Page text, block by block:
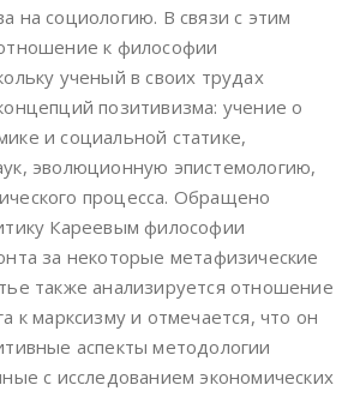
на социологию. В связи с этим
к философии
ученый в своих трудах
позитивизма: учение о
и социальной статике,
эволюционную эпистемологию,
процесса. Обращено
Кареевым философии
за некоторые метафизические
также анализируется отношение
к марксизму и отмечается, что он
аспекты методологии
с исследованием экономических